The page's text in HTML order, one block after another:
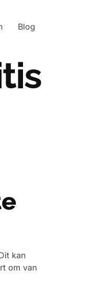
Blog
kan
om van